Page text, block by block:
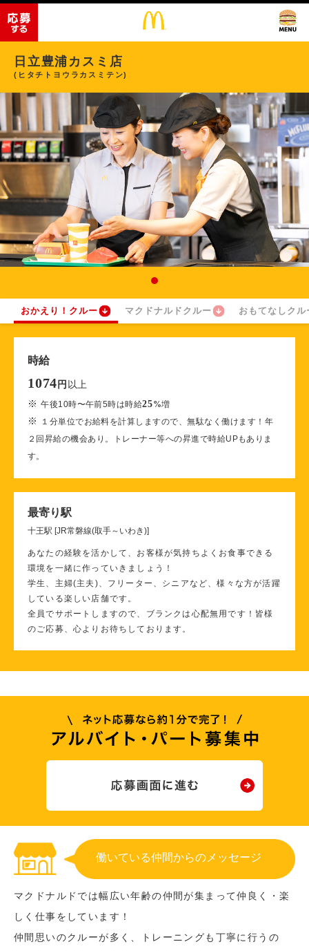
日立豊浦カスミ店
(ヒタチトヨウラカスミテン)
おかえり！クルー マクドナルドクルー おもてなしクル
時給
1074 円 以上
※午後10時〜午前5時は時給25%増
※
１分単位でお給料を計算しますので、無駄なく働けます！年
２回昇給の機会あり。トレーナー等への昇進で時給UPもありま
す。
最寄り駅
十王駅 [JR常磐線(取手～いわき)]
あなたの経験を活かして、お客様が気持ちよくお食事できる
環境を一緒に作っていきましょう！
学生、主婦(主夫)、フリーター、シニアなど、様々な方が活躍
している楽しい店舗です。
全員でサポートしますので、ブランクは心配無用です！皆様
のご応募、心よりお待ちしております。
働いている仲間からのメッセージ
マクドナルドでは幅広い年齢の仲間が集まって仲良く・楽
しく仕事をしています！
仲間思いのクルーが多く、トレーニングも丁寧に行うの